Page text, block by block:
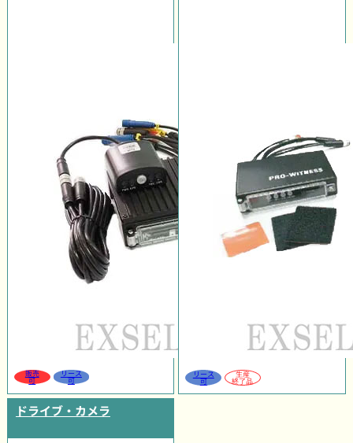
販売
可
リース
可
リース
可
生産
終了品
ドライブ・カメラ